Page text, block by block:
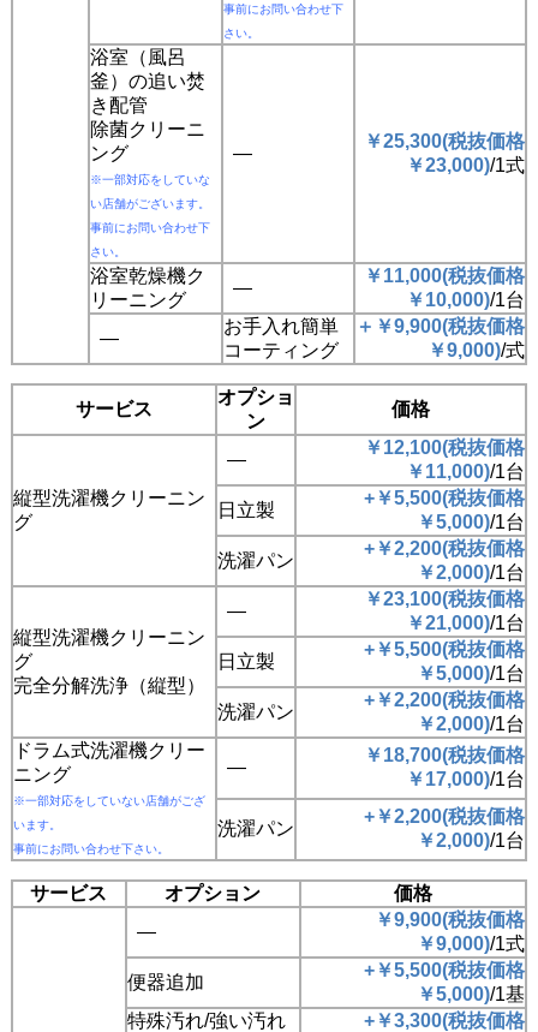
事前にお問い合わせ下
さい。
浴室（風呂
釜）の追い焚
き配管
除菌クリーニ
ング
※一部対応をしていな
い店舗がございます。
事前にお問い合わせ下
さい。
―
￥25,300(税抜価格
￥23,000)/1式
浴室乾燥機ク
リーニング
―
￥11,000(税抜価格
￥10,000)/1台
―
お手入れ簡単
コーティング
＋￥9,900(税抜価格
￥9,000)/式
サービス
オプショ
ン
価格
縦型洗濯機クリーニン
グ
―
￥12,100(税抜価格
￥11,000)/1台
日立製
+￥5,500(税抜価格
￥5,000)/1台
洗濯パン
+￥2,200(税抜価格
￥2,000)/1台
縦型洗濯機クリーニン
グ
完全分解洗浄（縦型）
―
￥23,100(税抜価格
￥21,000)/1台
日立製
+￥5,500(税抜価格
￥5,000)/1台
洗濯パン
+￥2,200(税抜価格
￥2,000)/1台
ドラム式洗濯機クリー
ニング
※一部対応をしていない店舗がござ
います。
事前にお問い合わせ下さい。
―
￥18,700(税抜価格
￥17,000)/1台
洗濯パン
+￥2,200(税抜価格
￥2,000)/1台
サービス オプション 価格
―
￥9,900(税抜価格
￥9,000)/1式
便器追加
+￥5,500(税抜価格
￥5,000)/1基
特殊汚れ/強い汚れ
+￥3,300(税抜価格